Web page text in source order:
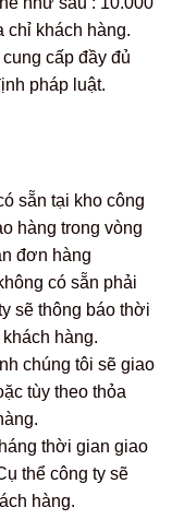
chỉ khách hàng.
cấp đầy đủ
pháp luật.
sẵn tại kho công
hàng trong vòng
đơn hàng
có sẵn phải
sẽ thông báo thời
hàng.
chúng tôi sẽ giao
tùy theo thỏa
thời gian giao
thể công ty sẽ
hàng.